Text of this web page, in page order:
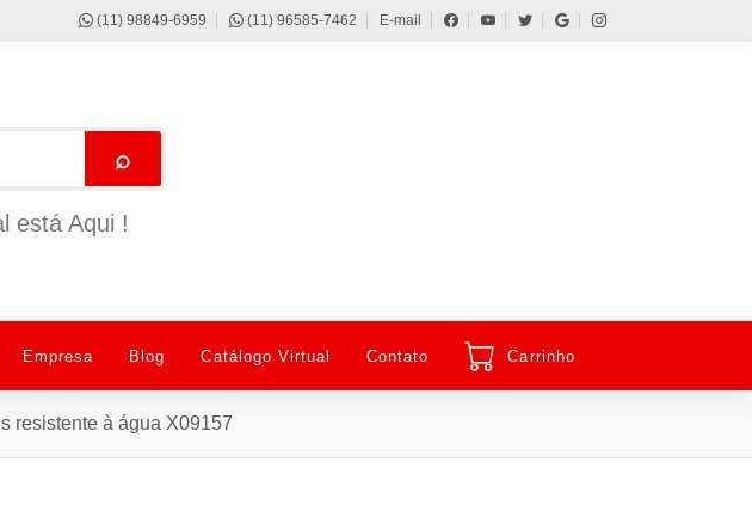
(11) 98849-6959 (11) 96585-7462 E-mail
⌕
está Aqui !
Empresa Blog Catálogo Virtual Contato Carrinho
resistente à água X09157